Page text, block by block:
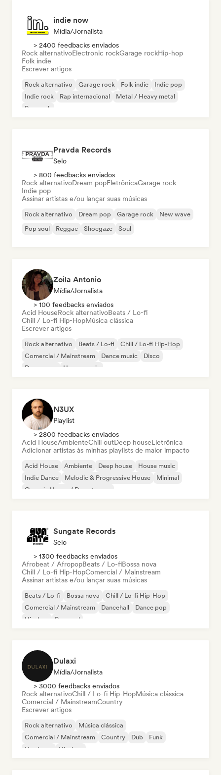
indie now
Mídia/Jornalista
> 2400 feedbacks enviados
Rock alternativoElectronic rockGarage rockHip-hop
Folk indie
Escrever artigos
Rock alternativo Garage rock Folk indie
Indie pop
Indie rock
Rap internacional
Metal / Heavy metal
Pop rock
Pravda Records
Selo
> 800 feedbacks enviados
Rock alternativoDream popEletrônicaGarage rock
Indie pop
Assinar artistas e/ou lançar suas músicas
Rock alternativo Dream pop Garage rock
New wave
Pop soul
Reggae Shoegaze Soul
Zoila Antonio
Mídia/Jornalista
> 100 feedbacks enviados
Acid HouseRock alternativoBeats / Lo-fi
Chill / Lo-fi Hip-HopMúsica clássica
Escrever artigos
Rock alternativo Beats / Lo-fi
Chill / Lo-fi Hip-Hop
Comercial / Mainstream
Dance music
Disco
Dream pop
House music
N3UX
Playlist
> 2800 feedbacks enviados
Acid HouseAmbienteChill outDeep houseEletrônica
Adicionar artistas às minhas playlists de maior impacto
Acid House Ambiente Deep house
House music
Indie Dance
Melodic & Progressive House
Minimal
Organic House / Downtempo
Sungate Records
Selo
> 1300 feedbacks enviados
Afrobeat / AfropopBeats / Lo-fiBossa nova
Chill / Lo-fi Hip-HopComercial / Mainstream
Assinar artistas e/ou lançar suas músicas
Beats / Lo-fi Bossa nova
Chill / Lo-fi Hip-Hop
Comercial / Mainstream
Dancehall
Dance pop
Hip-hop
Pop soul
Dulaxi
Mídia/Jornalista
> 3000 feedbacks enviados
Rock alternativoChill / Lo-fi Hip-HopMúsica clássica
Comercial / MainstreamCountry
Escrever artigos
Rock alternativo
Música clássica
Comercial / Mainstream
Country Dub
Funk
Hardcore
Hip-hop